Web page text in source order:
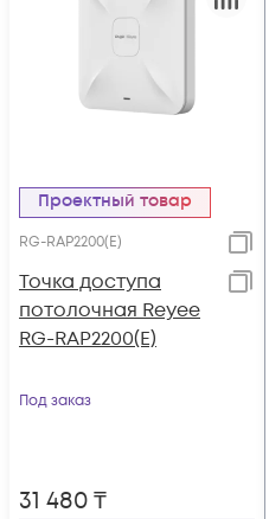
Проектный товар
RG-RAP2200(E)
Точка доступа
потолочная Reyee
RG-RAP2200(E)
Под заказ
31 480₸